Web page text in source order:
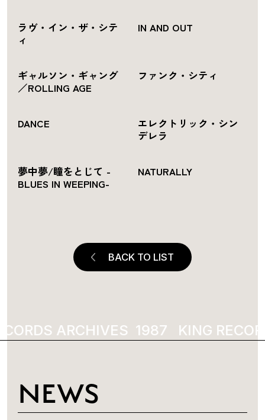
ラヴ・イン・ザ・シテ
ィ
IN AND OUT
ギャルソン・ギャング
／ROLLING AGE
ファンク・シティ
DANCE
エレクトリック・シン
デレラ
夢中夢/瞳をとじて -
BLUES IN WEEPING-
NATURALLY
BACK TO LIST
ARCHIVES 1987 KING
NEWS